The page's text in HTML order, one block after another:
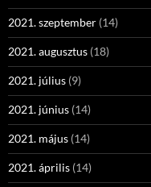
2021. szeptember (14)
2021. augusztus (18)
2021. július (9)
2021. június (14)
2021. május (14)
2021. április (14)